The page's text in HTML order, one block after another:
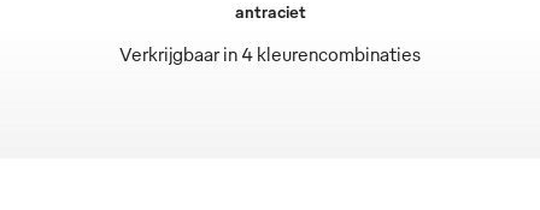
Verkrijgbaar in 4 kleurencombinaties
antraciet